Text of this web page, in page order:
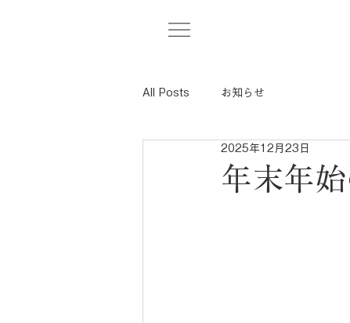
All Posts お知らせ
年末年
2025年12月23日